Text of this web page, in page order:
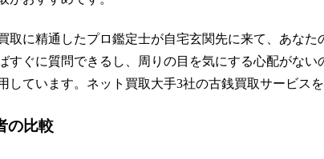
取に精通したプロ鑑定士が自宅玄関先に来て、あなた
すぐに質問できるし、周りの目を気にする心配がな
しています。ネット買取大手3社の古銭買取サービス
の比較